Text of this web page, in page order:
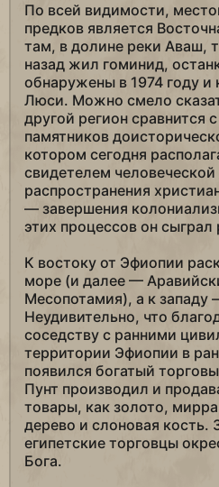
По всей видимости,
предков является
там, в долине реки Аваш,
назад жил гоминид,
обнаружены в 1974 году
Люси. Можно смело
другой регион сравнится
памятников
котором сегодня
свидетелем
распространения
— завершения
этих процессов он
К востоку от Эфиопии
море (и далее —
Месопотамия), а к западу
Неудивительно, что
соседству с ранними
территории Эфиопии в
появился богатый
Пунт производил и
товары, как золото,
дерево и слоновая кость.
египетские торговцы
Бога.